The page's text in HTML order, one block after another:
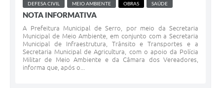
Diário Oficial
Contratos, Convênios e Publicações MROSC
Ouvidoria Municipal
Notícias
DEFESA CIVIL
MEIO AMBIENTE OBRAS SAÚDE
NOTA INFORMATIVA
A Prefeitura Municipal de Serro, por meio da Secretaria
Municipal de Meio Ambiente, em conjunto com a Secretaria
Municipal de Infraestrutura, Trânsito e Transportes e a
Secretaria Municipal de Agricultura, com o apoio da Polícia
Militar de Meio Ambiente e da Câmara dos Vereadores,
informa que, após o...